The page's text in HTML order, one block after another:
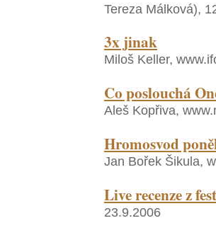
Tereza Málková),
3x jinak
Miloš Keller,
Co poslouchá
Aleš Kopřiva,
Hromosvod
Jan Bořek Šikula,
Live recenze z
23.9.2006